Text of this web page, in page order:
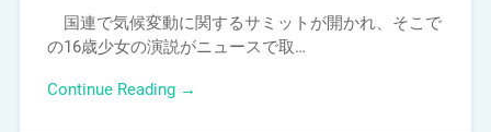
国連で気候変動に関するサミットが開かれ、そこで
の16歳少女の演説がニュースで取…
Continue Reading →